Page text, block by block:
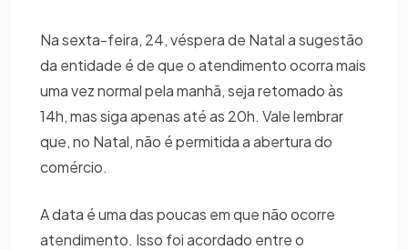
Na sexta-feira, 24, véspera de Natal a sugestão
da entidade é de que o atendimento ocorra mais
uma vez normal pela manhã, seja retomado às
14h, mas siga apenas até as 20h. Vale lembrar
que, no Natal, não é permitida a abertura do
comércio.
A data é uma das poucas em que não ocorre
atendimento. Isso foi acordado entre o